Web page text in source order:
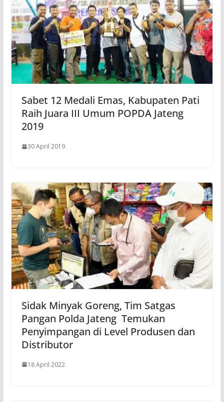
Sabet 12 Medali Emas, Kabupaten Pati
Raih Juara III Umum POPDA Jateng
2019
30 April 2019
Sidak Minyak Goreng, Tim Satgas
Pangan Polda Jateng Temukan
Penyimpangan di Level Produsen dan
Distributor
18 April 2022